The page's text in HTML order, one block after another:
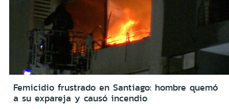
Femicidio frustrado en Santiago: hombre quemó
a su expareja y causó incendio